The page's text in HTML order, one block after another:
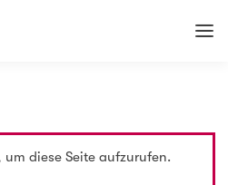
diese Seite aufzurufen.